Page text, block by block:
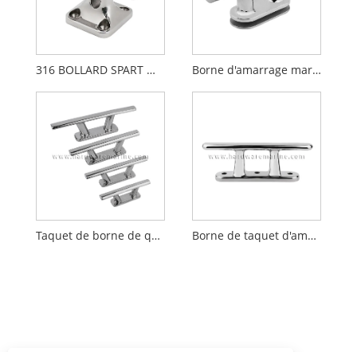
316 BOLLARD SPART MARINE MARINE STELLE Borne d'amarrage marine en acier inoxydable 316
Taquet de borne de quai léger en acier inoxydable 316 Borne de taquet d'amarrage de bateau borne de griffe de borne de quai en acier inoxydable 316